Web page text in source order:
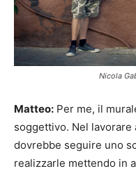
Nicola
Matteo: Per me, il
soggettivo. Nel lavorare
dovrebbe seguire uno
realizzarle mettendo in